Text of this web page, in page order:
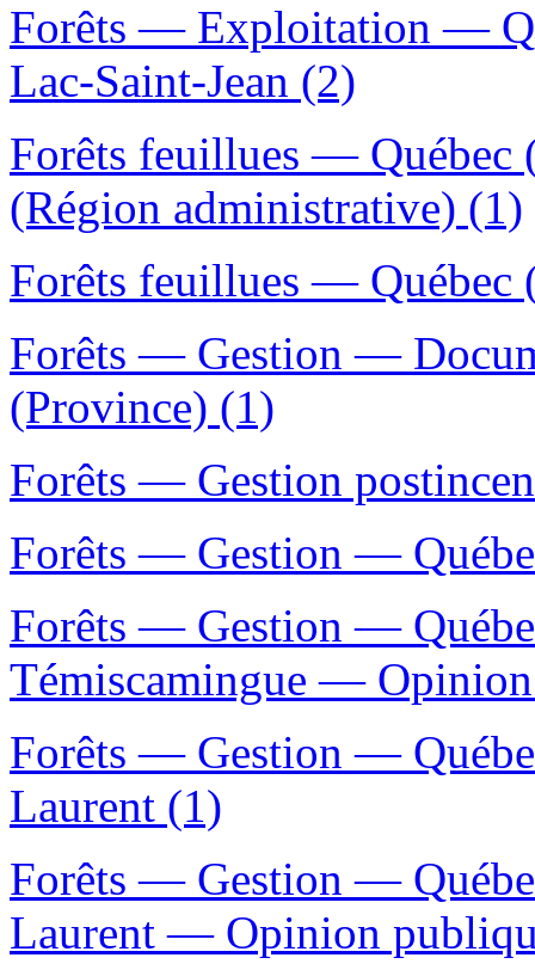
Forêts — Exploitation —
Lac-Saint-Jean (2)
Forêts feuillues —
(Région administrative) (1)
Forêts feuillues —
Forêts — Gestion —
(Province) (1)
Forêts — Gestion
Forêts — Gestion —
Forêts — Gestion —
Témiscamingue —
Forêts — Gestion —
Laurent (1)
Forêts — Gestion —
Laurent — Opinion